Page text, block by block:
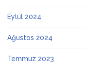
Eylül 2024
Ağustos 2024
Temmuz 2023